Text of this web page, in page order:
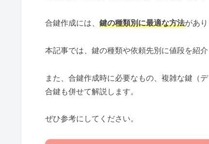
合鍵作成には、 鍵の種類別に最適な方法があり
本記事では、鍵の種類や依頼先別に値段を紹
また、合鍵作成時に必要なもの、複雑な鍵（
合鍵も併せて解説します。
ぜひ参考にしてください。